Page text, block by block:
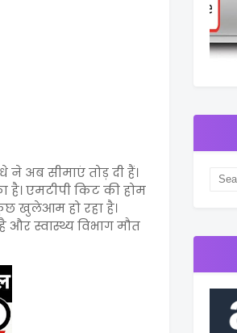
अब सीमाएं तोड़ दी हैं।
एमटीपी किट की होम
खुलेआम हो रहा है।
स्वास्थ्य विभाग मौत